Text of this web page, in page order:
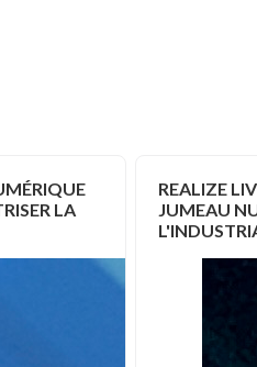
LA
REALIZE
JUMEAU